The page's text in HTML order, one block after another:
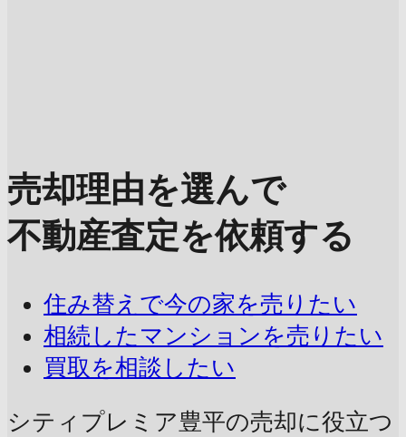
売却理由を選んで
不動産査定を依頼する
住み替えで今の家を売りたい
相続したマンションを売りたい
買取を相談したい
シティプレミア豊平の売却に役立つ